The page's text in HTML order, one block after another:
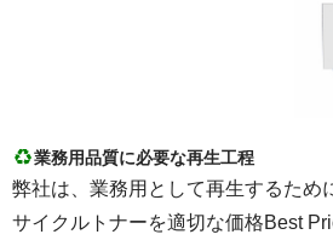
業務用品質に必要な再生工程
弊社は、業務用として再生するため
サイクルトナーを適切な価格Best